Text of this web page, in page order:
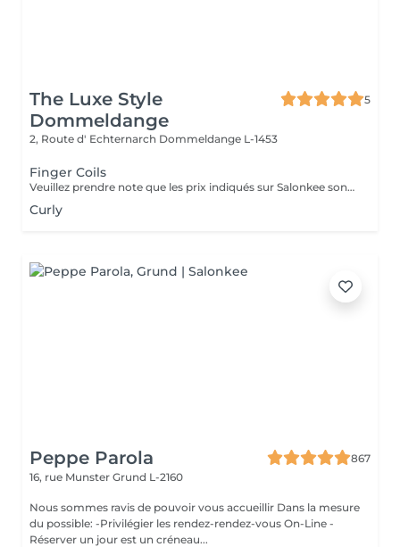
The Luxe Style
Dommeldange
5
2, Route d' Echternarch Dommeldange L-1453
Finger Coils
Veuillez prendre note que les prix indiqués sur Salonkee sont communiqués à titre informatif et s'entendent de base. Ces derniers sont susceptibles de varier selon le diagnostic réalisé à votre arrivée au salon et l'expertise du professionnel à qui vous confiez votre beauté. Dans tous les cas, un devis précis vous sera proposé et toutes réalisations de prestations seront effectuées avec votre accord. Un grand merci d'avance pour votre compréhension. Au plaisir de vous recevoir très vite.
Curly
Peppe Parola
867
16, rue Munster Grund L-2160
Nous sommes ravis de pouvoir vous accueillir Dans la mesure
du possible: -Privilégier les rendez-rendez-vous On-Line -
Réserver un jour est un créneau...